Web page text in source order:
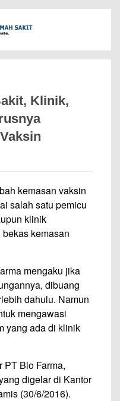
Klinik,
kemasan vaksin
salah satu pemicu
klinik
kemasan
mengaku jika
dibuang
dahulu. Namun
mengawasi
yang ada di klinik
PT Bio Farma,
digelar di Kantor
(30/6/2016).